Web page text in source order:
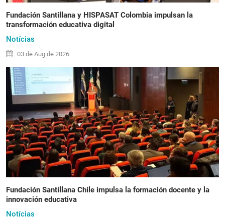
Fundación Santillana y HISPASAT Colombia impulsan la
transformación educativa digital
Notícias
03 de Aug de 2026
Fundación Santillana Chile impulsa la formación docente y la
innovación educativa
Notícias